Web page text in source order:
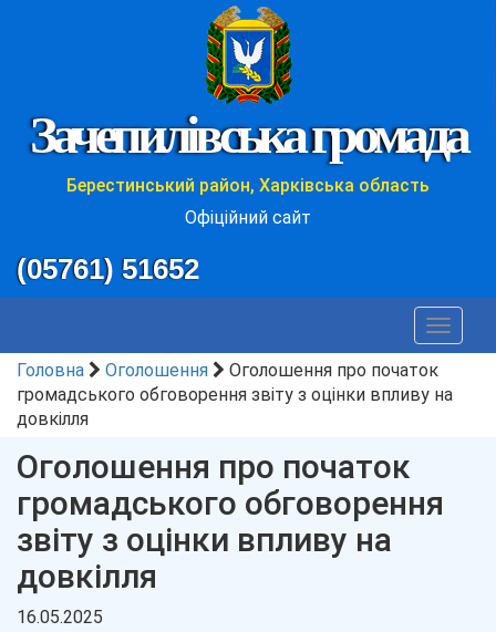
Зачепилівська громада
Берестинський район, Харківська область
Офіційний сайт
(05761) 51652
Toggle
Головна
Оголошення
Оголошення про початок
громадського обговорення звіту з оцінки впливу на
довкілля
Оголошення про початок
громадського обговорення
звіту з оцінки впливу на
довкілля
16.05.2025